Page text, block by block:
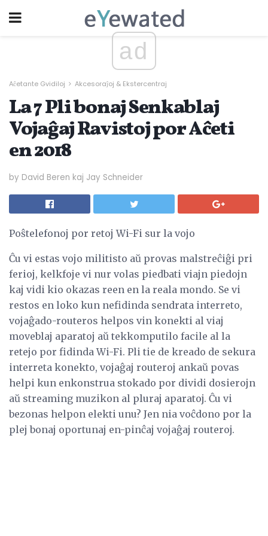
ad
Aĉetante Gvidiloj Akcesoraĵoj & Ekstercentraj
La 7 Pli bonaj Senkablaj
Vojaĝaj Ravistoj por Aĉeti
en 2018
by David Beren kaj Jay Schneider
Poŝtelefonoj por retoj Wi-Fi sur la vojo
Ĉu vi estas vojo militisto aŭ provas malstreĉiĝi pri
ferioj, kelkfoje vi nur volas piedbati viajn piedojn
kaj vidi kio okazas reen en la reala mondo. Se vi
restos en loko kun nefidinda sendrata interreto,
vojaĝado-routeros helpos vin konekti al viaj
moveblaj aparatoj aŭ tekkomputilo facile al la
retejo por fidinda Wi-Fi. Pli tie de kreado de sekura
interreta konekto, vojaĝaj routeroj ankaŭ povas
helpi kun enkonstrua stokado por dividi dosierojn
aŭ streaming muzikon al pluraj aparatoj. Ĉu vi
bezonas helpon elekti unu? Jen nia voĉdono por la
plej bonaj oportunaj en-pinĉaj vojaĝaj routeroj.